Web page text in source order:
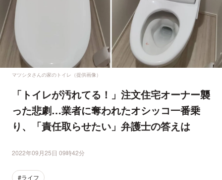
マツシタさんの家のトイレ（提供画像）
「トイレが汚れてる！」注文住宅オーナー襲
った悲劇…業者に奪われたオシッコ一番乗
り、「責任取らせたい」弁護士の答えは
2022年09月25日 09時42分
#ライフ